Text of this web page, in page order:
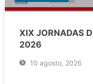
XIX JORNADAS
2026
10 agosto, 2026